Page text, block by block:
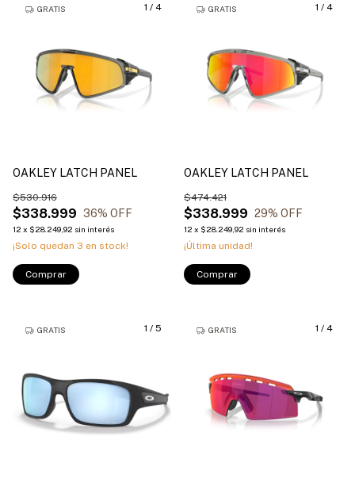
1 / 4
GRATIS
OAKLEY LATCH PANEL
$338.999
$530.916
36% OFF
12 x $28.249,92 sin interés
¡Solo quedan 3 en stock!
Comprar
1 / 4
GRATIS
OAKLEY LATCH PANEL
$338.999
$474.421
29% OFF
12 x $28.249,92 sin interés
¡Última unidad!
Comprar
1 / 5
GRATIS 1 / 4
GRATIS